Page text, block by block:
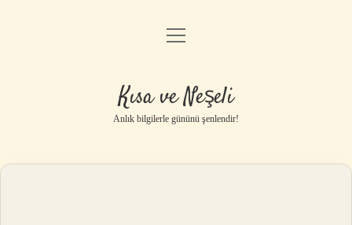
Anasayfa
Yasal Uyarı
menüyü
Kısa ve Neşeli
Anlık bilgilerle gününü şenlendir!